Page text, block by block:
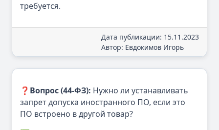
требуется.
Дата публикации: 15.11.2023
Автор: Евдокимов Игорь
❓ Вопрос (44-ФЗ): Нужно ли устанавливать
запрет допуска иностранного ПО, если это
ПО встроено в другой товар?